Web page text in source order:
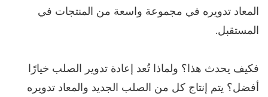
المعاد تدويره في مجموعة واسعة من المنتجات في
المستقبل.
فكيف يحدث هذا؟ ولماذا تُعد إعادة تدوير الصلب خيارًا
أفضل؟ يتم إنتاج كل من الصلب الجديد والمعاد تدويره